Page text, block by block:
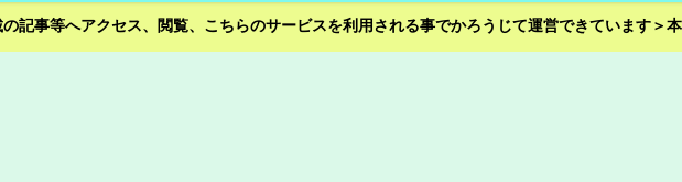
記事等へアクセス、閲覧、こちらのサービスを利用される事でかろうじて運営できています＞